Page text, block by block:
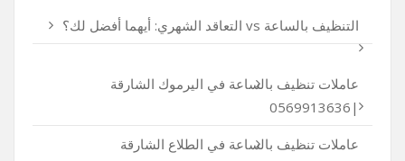
التنظيف بالساعة vs التعاقد الشهري: أيهما أفضل لك؟
عاملات تنظيف بالساعة في اليرموك الشارقة
|0569913636
عاملات تنظيف بالساعة في الطلاع الشارقة